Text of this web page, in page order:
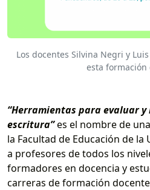
Los docentes Silvina Negri y
esta
“Herramientas para evaluar
escritura”es el nombre de
la Facultad de Educación de la
a profesores de todos los
formadores en docencia y
carreras de formación